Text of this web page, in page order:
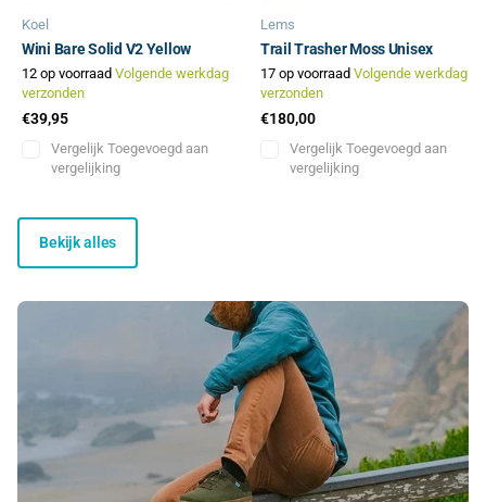
Koel
Wini Bare Solid V2 Yellow
12 op voorraad Volgende werkdag
verzonden
€39,95
Vergelijk Toegevoegd aan
vergelijking
Lems
Trail Trasher Moss Unisex
17 op voorraad Volgende werkdag
verzonden
€180,00
Vergelijk Toegevoegd aan
vergelijking
Bekijk alles